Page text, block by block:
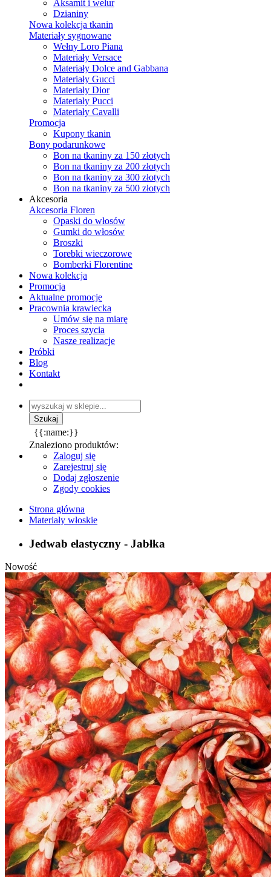
Aksamit i welur
Dzianiny
Nowa kolekcja tkanin
Materiały sygnowane
Wełny Loro Piana
Materiały Versace
Materiały Dolce and Gabbana
Materiały Gucci
Materiały Dior
Materiały Pucci
Materiały Cavalli
Promocja
Kupony tkanin
Bony podarunkowe
Bon na tkaniny za 150 złotych
Bon na tkaniny za 200 złotych
Bon na tkaniny za 300 złotych
Bon na tkaniny za 500 złotych
Akcesoria
Akcesoria Floren
Opaski do włosów
Gumki do włosów
Broszki
Torebki wieczorowe
Bomberki Florentine
Nowa kolekcja
Promocja
Aktualne promocje
Pracownia krawiecka
Umów się na miarę
Proces szycia
Nasze realizacje
Próbki
Blog
Kontakt
{{:name:}}
Znaleziono produktów:
Zaloguj się
Zarejestruj się
Dodaj zgłoszenie
Zgody cookies
Strona główna
Materiały włoskie
Jedwab elastyczny - Jabłka
Nowość